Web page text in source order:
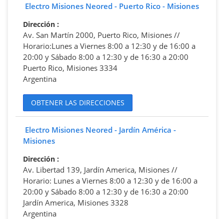
Electro Misiones Neored - Puerto Rico - Misiones
Dirección :
Av. San Martín 2000, Puerto Rico, Misiones //
Horario:Lunes a Viernes 8:00 a 12:30 y de 16:00 a
20:00 y Sábado 8:00 a 12:30 y de 16:30 a 20:00
Puerto Rico, Misiones 3334
Argentina
OBTENER LAS DIRECCIONES
Electro Misiones Neored - Jardín América -
Misiones
Dirección :
Av. Libertad 139, Jardín America, Misiones //
Horario: Lunes a Viernes 8:00 a 12:30 y de 16:00 a
20:00 y Sábado 8:00 a 12:30 y de 16:30 a 20:00
Jardín America, Misiones 3328
Argentina